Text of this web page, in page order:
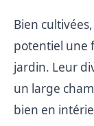
Bien
potentiel une
jardin. Leur
un large
bien en